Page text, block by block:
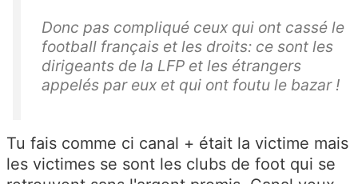
Donc pas compliqué ceux qui ont cassé le
football français et les droits: ce sont les
dirigeants de la LFP et les étrangers
appelés par eux et qui ont foutu le bazar !
Tu fais comme ci canal + était la victime mais
les victimes se sont les clubs de foot qui se